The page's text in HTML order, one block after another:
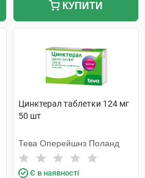
КУПИТИ
Цинктерал таблетки 124 мг
50 шт
Тева Оперейшнз Поланд
Є в наявності